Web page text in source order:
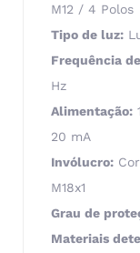
M12 / 4 Polos
Tipo de luz:
Frequência
Hz
Alimentação:
20 mA
Invólucro:
M18x1
Grau de
Materiais